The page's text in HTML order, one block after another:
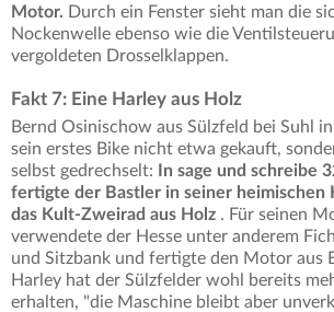
Motor. Durch ein Fenster sieht man die
Nockenwelle ebenso wie die
vergoldeten Drosselklappen.
Fakt 7: Eine Harley aus Holz
Bernd Osinischow aus Sülzfeld bei Suhl
sein erstes Bike nicht etwa gekauft,
selbst gedrechselt: In sage und schreibe
fertigte der Bastler in seiner heimischen
das Kult-Zweirad aus Holz . Für seinen
verwendete der Hesse unter anderem
und Sitzbank und fertigte den Motor aus
Harley hat der Sülzfelder wohl bereits
erhalten, "die Maschine bleibt aber